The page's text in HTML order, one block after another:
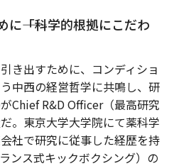
に――「科学的根拠にこだわ
き出すために、コンディショ
中西の経営哲学に共鳴し、研
Chief R&D Officer（最高研究
。東京大学大学院にて薬科学
社で研究に従事した経歴を持
ンス式キックボクシング）の